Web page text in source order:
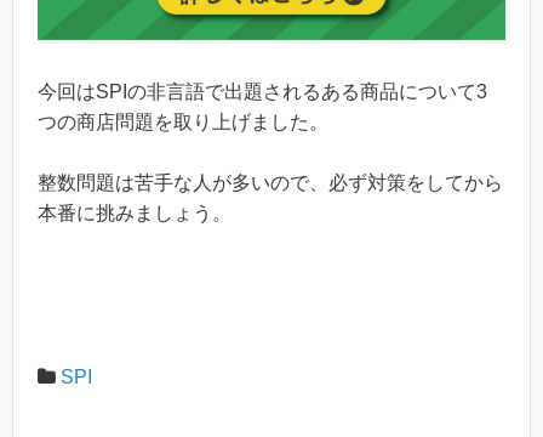
今回はSPIの非言語で出題されるある商品について3
つの商店問題を取り上げました。
整数問題は苦手な人が多いので、必ず対策をしてから
本番に挑みましょう。
SPI